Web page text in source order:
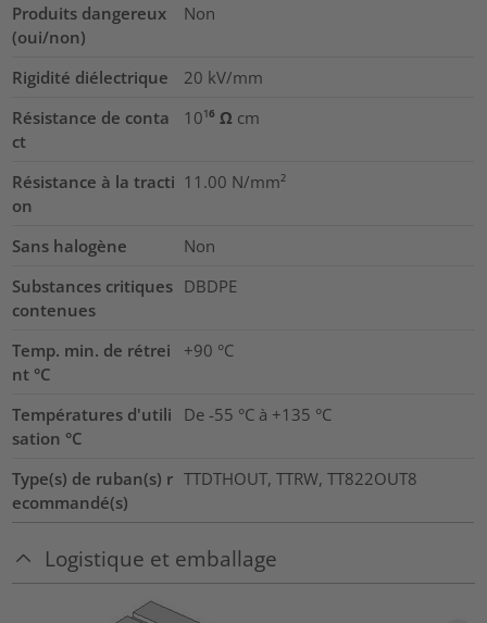
Produits dangereux
(oui/non)
Non
Rigidité diélectrique 20 kV/mm
Résistance de conta
ct
10¹⁶ Ω cm
Résistance à la tracti
on
11.00 N/mm²
Sans halogène
Non
Substances critiques
contenues
DBDPE
Temp. min. de rétrei
nt °C
+90 °C
Températures d'utili
sation °C
De -55 °C à +135 °C
Type(s) de ruban(s) r
ecommandé(s)
TTDTHOUT, TTRW, TT822OUT8
Logistique et emballage